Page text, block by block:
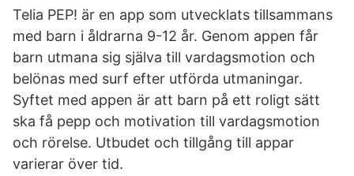
Telia PEP! är en app som utvecklats tillsammans
med barn i åldrarna 9-12 år. Genom appen får
barn utmana sig själva till vardagsmotion och
belönas med surf efter utförda utmaningar.
Syftet med appen är att barn på ett roligt sätt
ska få pepp och motivation till vardagsmotion
och rörelse. Utbudet och tillgång till appar
varierar över tid.